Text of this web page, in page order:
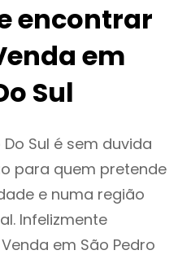
encontrar
em
Sul
Sul é sem duvida
para quem pretende
e numa região
Infelizmente
em São Pedro